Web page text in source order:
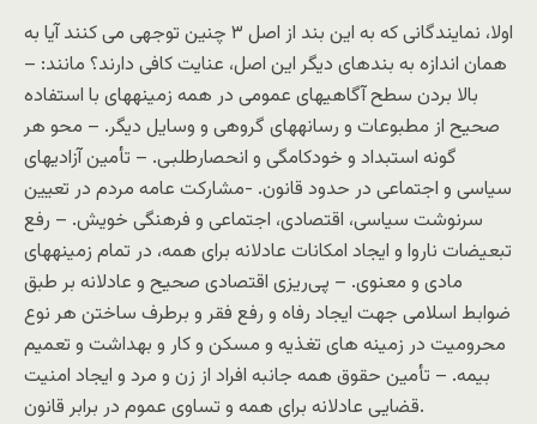
اولا، نمايندگانی که به اين بند از اصل ۳ چنين توجهی می کنند آيا به
همان اندازه به بندهای ديگر اين اصل، عنايت کافی دارند؟ مانند: –
بالا بردن سطح آگاهيهای عمومی در همه زمينه‏های با استفاده
صحيح از مطبوعات و رسانه‏های گروهی و وسايل ديگر. – محو هر
گونه استبداد و خودکامگی و انحصارطلبی. – تأمين آزاديهای
سياسی و اجتماعی در حدود قانون. -مشارکت عامه مردم در تعيين
سرنوشت سياسی، اقتصادی، اجتماعی و فرهنگی خويش. – رفع
تبعيضات ناروا و ايجاد امکانات عادلانه برای همه، در تمام زمينه‏های
مادی و معنوی. – پی‌ريزی اقتصادی صحيح و عادلانه بر طبق
ضوابط اسلامی جهت ايجاد رفاه و رفع فقر و برطرف ساختن هر نوع
محروميت در زمينه‏ های تغذيه و مسکن و کار و بهداشت و تعميم
بيمه. – تأمين حقوق همه جانبه افراد از زن و مرد و ايجاد امنيت
قضايی عادلانه برای همه و تساوی عموم در برابر قانون.